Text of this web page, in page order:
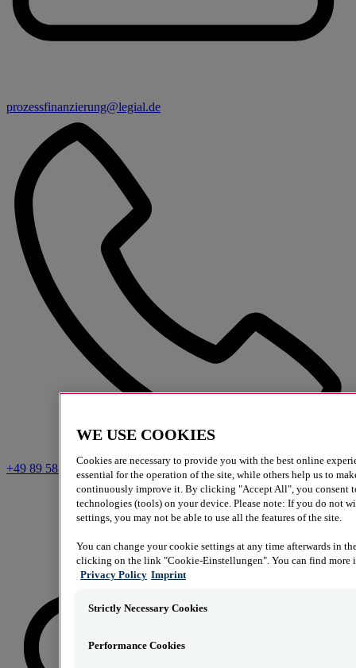
prozessfinanzierung@legial.de
+49 89 58808-60
WE USE COOKIES
Cookies are necessary to provide you with the best online
essential for the operation of the site, while others help us to
continuously improve it. By clicking "Accept All", you consent
technologies (tools) on your device. Please note: If you do not
settings, you may not be able to use all the features of the site.
You can change your cookie settings at any time afterwards in
clicking on the link "Cookie-Einstellungen". You can find more
Privacy Policy Imprint
Strictly Necessary Cookies
Performance Cookies